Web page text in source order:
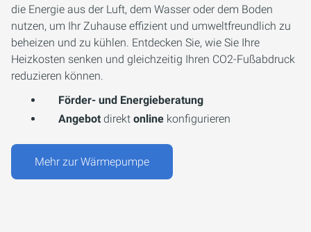
die Energie aus der Luft, dem Wasser oder dem Boden
nutzen, um Ihr Zuhause effizient und umweltfreundlich zu
beheizen und zu kühlen. Entdecken Sie, wie Sie Ihre
Heizkosten senken und gleichzeitig Ihren CO2-Fußabdruck
reduzieren können.
Förder- und Energieberatung
Angebot direkt online konfigurieren
Mehr zur Wärmepumpe